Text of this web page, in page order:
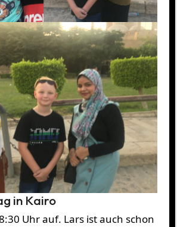
in Kairo
Uhr auf. Lars ist auch schon